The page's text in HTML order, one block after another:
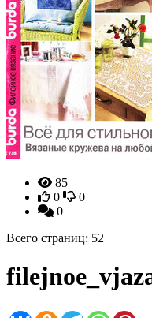
85
0
0
0
Всего страниц: 52